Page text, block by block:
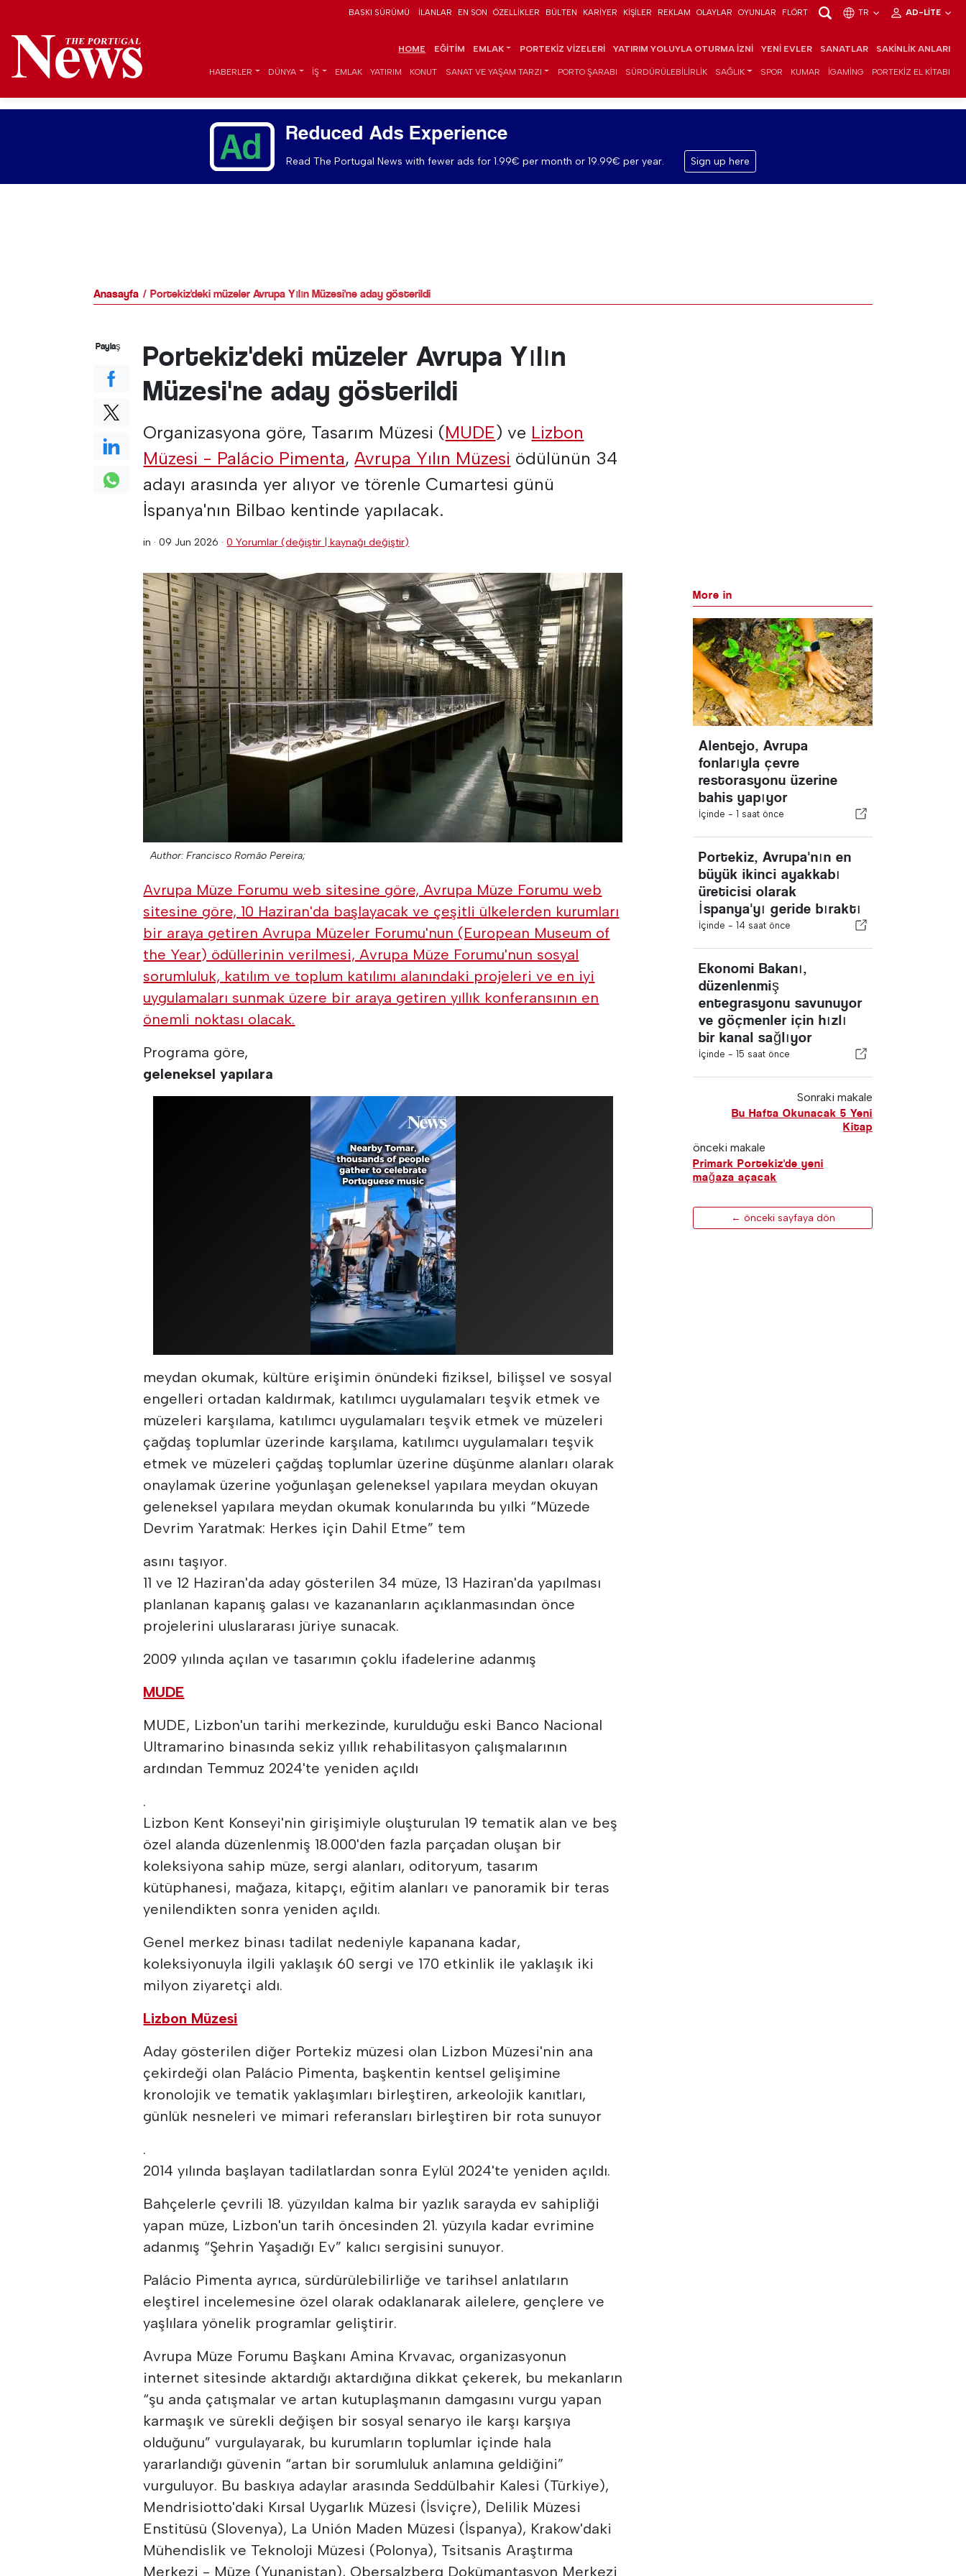
BASKI SÜRÜMÜ İLANLAR EN SON ÖZELLIKLER BÜLTEN KARIYER KIŞILER REKLAM OLAYLAR OYUNLAR FLÖRT TR AD-LITE
HOME EĞITIM EMLAK PORTEKIZ VIZELERI YATIRIM YOLUYLA OTURMA İZNI YENI EVLER SANATLAR SAKINLIK ANLARI
HABERLER DÜNYA İŞ EMLAK YATIRIM KONUT SANAT VE YAŞAM TARZI PORTO ŞARABI SÜRDÜRÜLEBILIRLIK SAĞLIK SPOR KUMAR IGAMING PORTEKIZ EL KITABI
Reduced Ads Experience
Read The Portugal News with fewer ads for 1.99€ per month or 19.99€ per year. Sign up here
Anasayfa Portekiz'deki müzeler Avrupa Yılın Müzesi'ne aday gösterildi
Portekiz'deki müzeler Avrupa Yılın
Müzesi'ne aday gösterildi
Organizasyona göre, Tasarım Müzesi (MUDE) ve Lizbon
Müzesi - Palácio Pimenta,Avrupa Yılın Müzesi ödülünün 34
adayı arasında yer alıyor ve törenle Cumartesi günü
İspanya'nın Bilbao kentinde yapılacak.
in ·09 Jun 2026 ·0 Yorumlar (değiştir | kaynağı değiştir)
Author: Francisco Romão Pereira;
Avrupa Müze Forumu web sitesine göre, Avrupa Müze Forumu web
sitesine göre, 10 Haziran'da başlayacak ve çeşitli ülkelerden kurumları
bir araya getiren Avrupa Müzeler Forumu'nun (European Museum of
the Year) ödüllerinin verilmesi, Avrupa Müze Forumu'nun sosyal
sorumluluk, katılım ve toplum katılımı alanındaki projeleri ve en iyi
uygulamaları sunmak üzere bir araya getiren yıllık konferansının en
önemli noktası olacak.
Programa göre,
geleneksel yapılara
meydan okumak, kültüre erişimin önündeki fiziksel, bilişsel ve sosyal
engelleri ortadan kaldırmak, katılımcı uygulamaları teşvik etmek ve
müzeleri karşılama, katılımcı uygulamaları teşvik etmek ve müzeleri
çağdaş toplumlar üzerinde karşılama, katılımcı uygulamaları teşvik
etmek ve müzeleri çağdaş toplumlar üzerine düşünme alanları olarak
onaylamak üzerine yoğunlaşan geleneksel yapılara meydan okuyan
geleneksel yapılara meydan okumak konularında bu yılki “Müzede
Devrim Yaratmak: Herkes için Dahil Etme” tem
asını taşıyor.
11 ve 12 Haziran'da aday gösterilen 34 müze, 13 Haziran'da yapılması
planlanan kapanış galası ve kazananların açıklanmasından önce
projelerini uluslararası jüriye sunacak.
2009 yılında açılan ve tasarımın çoklu ifadelerine adanmış
MUDE
MUDE, Lizbon'un tarihi merkezinde, kurulduğu eski Banco Nacional
Ultramarino binasında sekiz yıllık rehabilitasyon çalışmalarının
ardından Temmuz 2024'te yeniden açıldı
.
Lizbon Kent Konseyi'nin girişimiyle oluşturulan 19 tematik alan ve beş
özel alanda düzenlenmiş 18.000'den fazla parçadan oluşan bir
koleksiyona sahip müze, sergi alanları, oditoryum, tasarım
kütüphanesi, mağaza, kitapçı, eğitim alanları ve panoramik bir teras
yenilendikten sonra yeniden açıldı.
Genel merkez binası tadilat nedeniyle kapanana kadar,
koleksiyonuyla ilgili yaklaşık 60 sergi ve 170 etkinlik ile yaklaşık iki
milyon ziyaretçi aldı.
Lizbon Müzesi
Aday gösterilen diğer Portekiz müzesi olan Lizbon Müzesi'nin ana
çekirdeği olan Palácio Pimenta, başkentin kentsel gelişimine
kronolojik ve tematik yaklaşımları birleştiren, arkeolojik kanıtları,
günlük nesneleri ve mimari referansları birleştiren bir rota sunuyor
.
2014 yılında başlayan tadilatlardan sonra Eylül 2024'te yeniden açıldı.
Bahçelerle çevrili 18. yüzyıldan kalma bir yazlık sarayda ev sahipliği
yapan müze, Lizbon'un tarih öncesinden 21. yüzyıla kadar evrimine
adanmış “Şehrin Yaşadığı Ev” kalıcı sergisini sunuyor.
Palácio Pimenta ayrıca, sürdürülebilirliğe ve tarihsel anlatıların
eleştirel incelemesine özel olarak odaklanarak ailelere, gençlere ve
yaşlılara yönelik programlar geliştirir.
Avrupa Müze Forumu Başkanı Amina Krvavac, organizasyonun
internet sitesinde aktardığı aktardığına dikkat çekerek, bu mekanların
“şu anda çatışmalar ve artan kutuplaşmanın damgasını vurgu yapan
karmaşık ve sürekli değişen bir sosyal senaryo ile karşı karşıya
olduğunu” vurgulayarak, bu kurumların toplumlar içinde hala
yararlandığı güvenin “artan bir sorumluluk anlamına geldiğini”
vurguluyor. Bu baskıya adaylar arasında Seddülbahir Kalesi (Türkiye),
Mendrisiotto'daki Kırsal Uygarlık Müzesi (İsviçre), Delilik Müzesi
Enstitüsü (Slovenya), La Unión Maden Müzesi (İspanya), Krakow'daki
Mühendislik ve Teknoloji Müzesi (Polonya), Tsitsanis Araştırma
Merkezi - Müze (Yunanistan), Obersalzberg Dokümantasyon Merkezi
Paylaş
More in
Alentejo, Avrupa
fonlarıyla çevre
restorasyonu üzerine
bahis yapıyor
İçinde - 1 saat önce
Portekiz, Avrupa'nın en
büyük ikinci ayakkabı
üreticisi olarak
İspanya'yı geride bıraktı
İçinde - 14 saat önce
Ekonomi Bakanı,
düzenlenmiş
entegrasyonu savunuyor
ve göçmenler için hızlı
bir kanal sağlıyor
İçinde - 15 saat önce
Sonraki makale
Bu Hafta Okunacak 5 Yeni
Kitap
önceki makale
Primark Portekiz'de yeni
mağaza açacak
← önceki sayfaya dön